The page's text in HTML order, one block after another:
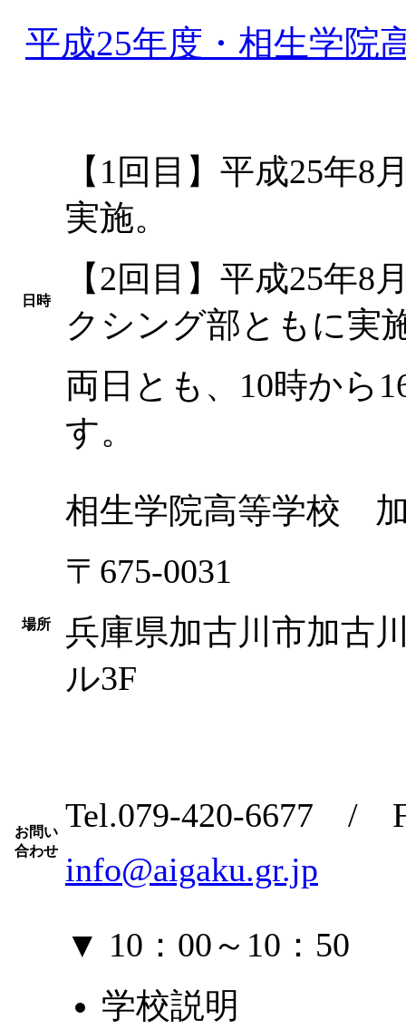
平成25年度・相生学院
日時
【1回目】平成25年
実施。
【2回目】平成25年
クシング部ともに実
両日とも、10時から
す。
場所
相生学院高等学校
〒675-0031
兵庫県加古川市加古
ル3F
お問い
合わせ
Tel.079-420-6677 /
info@aigaku.gr.jp
▼ 10：00～10：50
学校説明